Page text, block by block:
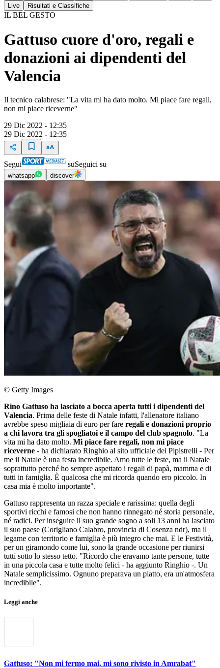
Live
Risultati e Classifiche
IL BEL GESTO
Gattuso cuore d'oro, regali e
donazioni ai dipendenti del
Valencia
Il tecnico calabrese: "La vita mi ha dato molto. Mi piace fare regali,
non mi piace riceverne"
29 Dic 2022 - 12:35
29 Dic 2022 - 12:35
Segui suSeguici su
whatsapp discover
© Getty Images
Rino Gattuso ha lasciato a bocca aperta tutti i dipendenti del
Valencia. Prima delle feste di Natale infatti, l'allenatore italiano
avrebbe speso migliaia di euro per fare regali e donazioni proprio
a chi lavora tra gli spogliatoi e il campo del club spagnolo. "La
vita mi ha dato molto. Mi piace fare regali, non mi piace
riceverne - ha dichiarato Ringhio al sito ufficiale dei Pipistrelli - Per
me il Natale è una festa incredibile. Amo tutte le feste, ma il Natale
soprattutto perché ho sempre aspettato i regali di papà, mamma e di
tutti in famiglia. È qualcosa che mi ricorda quando ero piccolo. In
casa mia è molto importante".
Gattuso rappresenta un razza speciale e rarissima: quella degli
sportivi ricchi e famosi che non hanno rinnegato né storia personale,
né radici. Per inseguire il suo grande sogno a soli 13 anni ha lasciato
il suo paese (Corigliano Calabro, provincia di Cosenza ndr), ma il
legame con territorio e famiglia è più integro che mai. E le Festività,
per un giramondo come lui, sono la grande occasione per riunirsi
tutti sotto lo stesso tetto. "Ricordo che eravamo tante persone, tutte
in una piccola casa e tutte molto felici - ha aggiunto Ringhio -. Un
Natale semplicissimo. Ognuno preparava un piatto, era un'atmosfera
incredibile".
Leggi anche
Gattuso: "Non mi fermo mai, mi sono rivisto in Amrabat"